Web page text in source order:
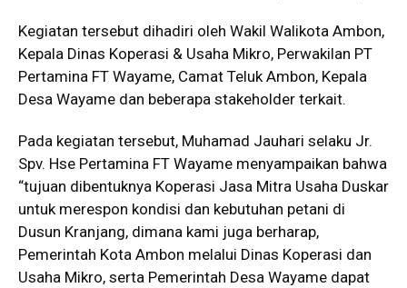
Kegiatan tersebut dihadiri oleh Wakil Walikota Ambon,
Kepala Dinas Koperasi & Usaha Mikro, Perwakilan PT
Pertamina FT Wayame, Camat Teluk Ambon, Kepala
Desa Wayame dan beberapa stakeholder terkait.
Pada kegiatan tersebut, Muhamad Jauhari selaku Jr.
Spv. Hse Pertamina FT Wayame menyampaikan bahwa
“tujuan dibentuknya Koperasi Jasa Mitra Usaha Duskar
untuk merespon kondisi dan kebutuhan petani di
Dusun Kranjang, dimana kami juga berharap,
Pemerintah Kota Ambon melalui Dinas Koperasi dan
Usaha Mikro, serta Pemerintah Desa Wayame dapat